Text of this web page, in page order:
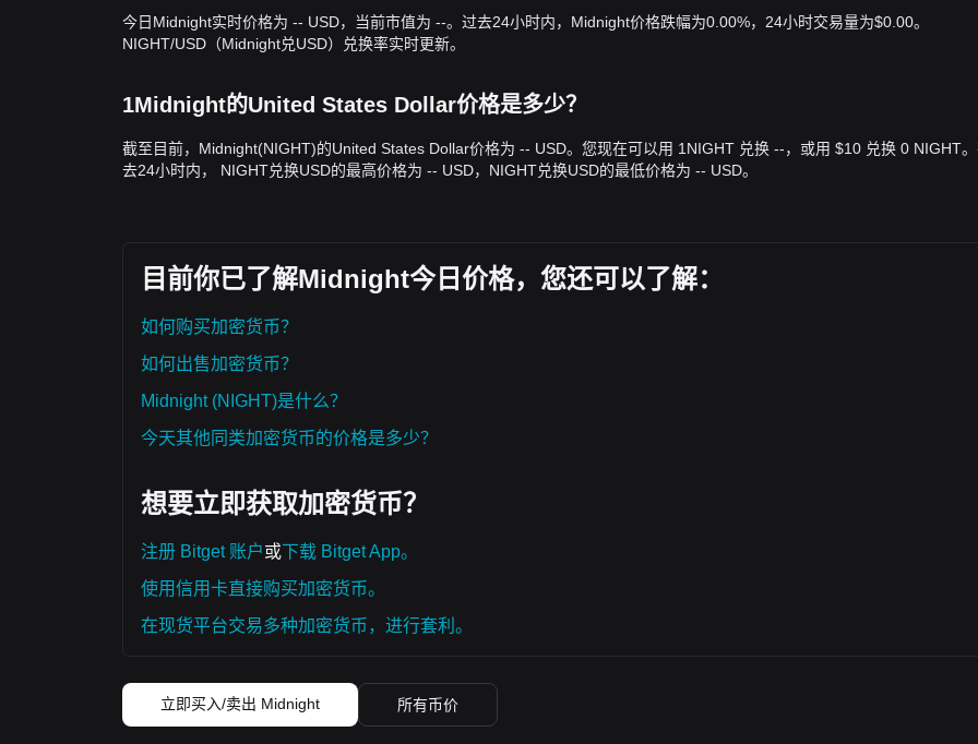
今日Midnight实时价格为 -- USD，当前市值为 --。过去24小时内，Midnight价格跌幅为0.00%，24小时交易量为$0.00。
NIGHT/USD（Midnight兑USD）兑换率实时更新。
1Midnight的United States Dollar价格是多少？
截至目前，Midnight(NIGHT)的United States Dollar价格为 -- USD。您现在可以用 1NIGHT 兑换 --，或用 $10 兑换 0 NIGHT
去24小时内， NIGHT兑换USD的最高价格为 -- USD，NIGHT兑换USD的最低价格为 -- USD。
目前你已了解Midnight今日价格，您还可以了解：
如何购买加密货币？
如何出售加密货币？
Midnight (NIGHT)是什么？
今天其他同类加密货币的价格是多少？
想要立即获取加密货币？
注册 Bitget 账户或下载 Bitget App。
使用信用卡直接购买加密货币。
在现货平台交易多种加密货币，进行套利。
立即买入/卖出 Midnight 所有币价